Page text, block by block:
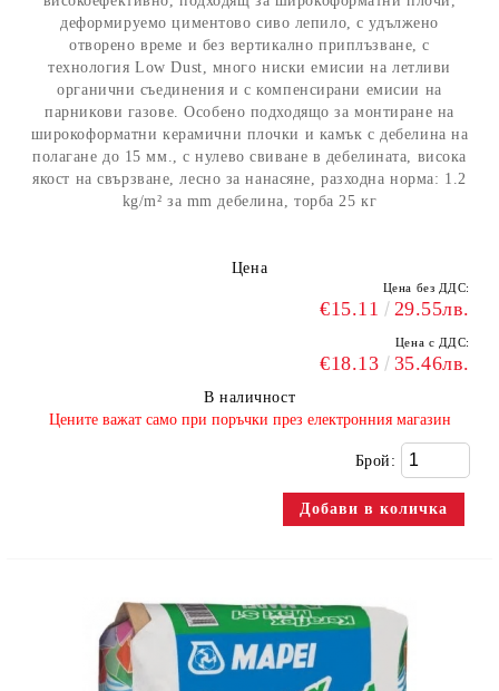
деформируемо циментово сиво лепило, с удължено
отворено време и без вертикално приплъзване, с
технология Low Dust, много ниски емисии на летливи
органични съединения и с компенсирани емисии на
парникови газове. Особено подходящо за монтиране на
широкоформатни керамични плочки и камък с дебелина на
полагане до 15 мм., с нулево свиване в дебелината, висока
якост на свързване, лесно за нанасяне, разходна норма: 1.2
kg/m² за mm дебелина, торба 25 кг
Цена
Цена без ДДС:
€15.11 29.55лв.
Цена с ДДС:
€18.13 35.46лв.
В наличност
​Цените важат само при поръчки през електронния магазин
Брой: